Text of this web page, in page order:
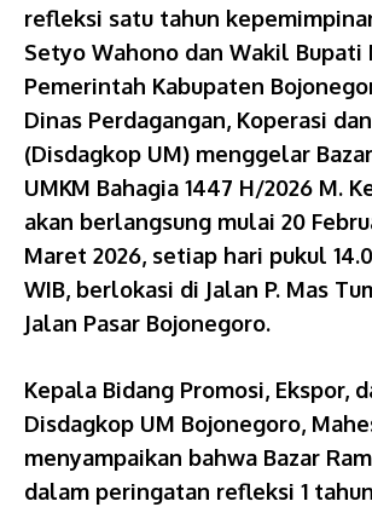
refleksi satu tahun
Setyo Wahono dan Wakil Bupati
Pemerintah Kabupaten
Dinas Perdagangan, Koperasi
(Disdagkop UM) menggelar
UMKM Bahagia 1447 H/2026 M.
akan berlangsung mulai 20
Maret 2026, setiap hari pukul
WIB, berlokasi di Jalan P. Mas
Jalan Pasar Bojonegoro.
Kepala Bidang Promosi, Ekspor,
Disdagkop UM Bojonegoro,
menyampaikan bahwa Bazar
dalam peringatan refleksi 1 tahun